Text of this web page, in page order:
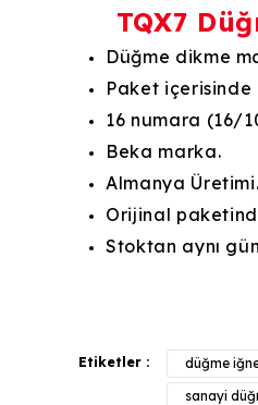
TQX7
Düğme dikme
Paket içerisinde
16 numara (16/
Beka marka.
Almanya Üretimi.
Orijinal
Stoktan aynı
Ürün resmi
Etiketler : düğme
sanayi